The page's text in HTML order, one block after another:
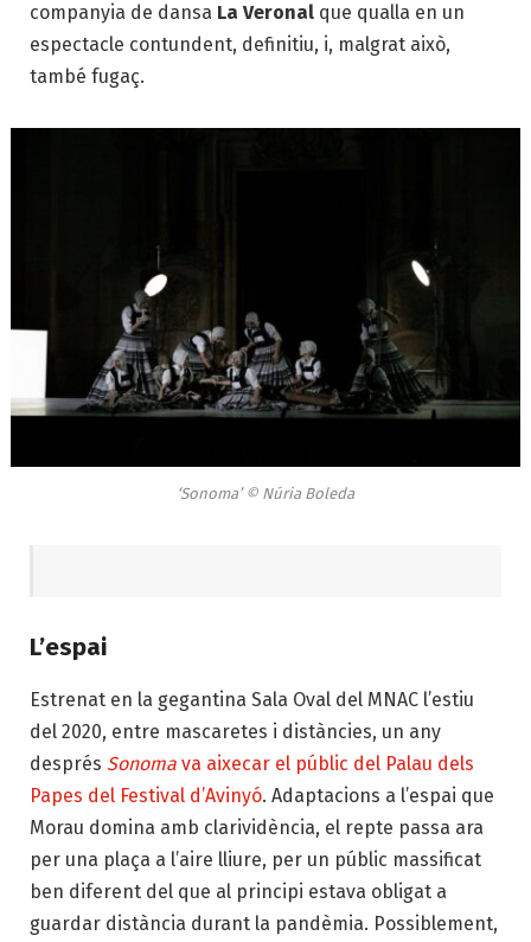
companyia de dansa La Veronal que qualla en un
espectacle contundent, definitiu, i, malgrat això,
també fugaç.
‘Sonoma’ © Núria Boleda
L’espai
Estrenat en la gegantina Sala Oval del MNAC l’estiu
del 2020, entre mascaretes i distàncies, un any
després Sonoma va aixecar el públic del Palau dels
Papes del Festival d’Avinyó. Adaptacions a l’espai que
Morau domina amb clarividència, el repte passa ara
per una plaça a l’aire lliure, per un públic massificat
ben diferent del que al principi estava obligat a
guardar distància durant la pandèmia. Possiblement,